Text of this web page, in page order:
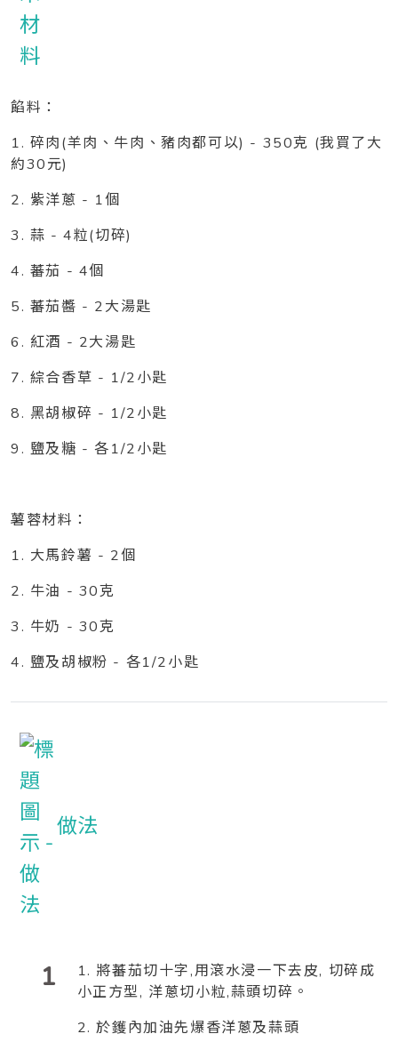
餡料：
1. 碎肉(羊肉、牛肉、豬肉都可以) - 350克 (我買了大
約30元)
2. 紫洋蔥 - 1個
3. 蒜 - 4粒(切碎)
4. 蕃茄 - 4個
5. 蕃茄醬 - 2大湯匙
6. 紅酒 - 2大湯匙
7. 綜合香草 - 1/2小匙
8. 黑胡椒碎 - 1/2小匙
9. 鹽及糖 - 各1/2小匙
薯蓉材料：
1. 大馬鈴薯 - 2個
2. 牛油 - 30克
3. 牛奶 - 30克
4. 鹽及胡椒粉 - 各1/2小匙
做法
1
1. 將蕃茄切十字,用滾水浸一下去皮, 切碎成
小正方型, 洋蔥切小粒,蒜頭切碎。
2. 於鑊內加油先爆香洋蔥及蒜頭